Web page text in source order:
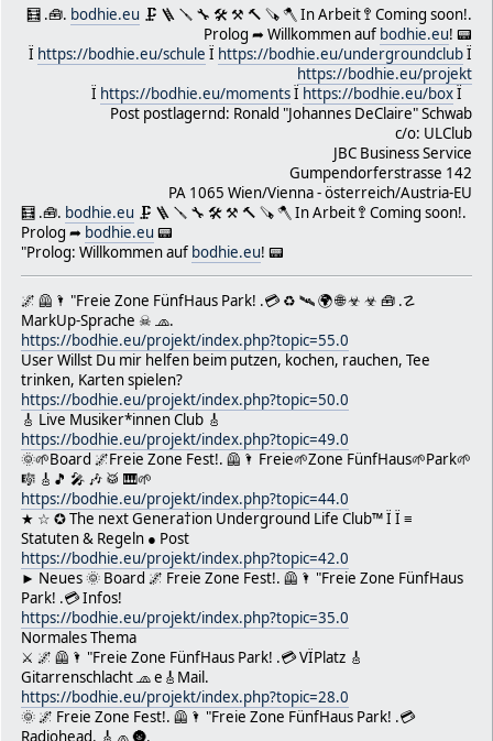
Bitte kommen Sie am Montag, dem 27.11.2023, zwischen
Uhr zu uns (Adresse siehe unten), Zimmer E49 im
nehmen Sie einen amtlichen Lichtbildausweis für, sowie
die Platzkarte in bar mit (Betrag bitte nach Möglichkeit
mitnehmen).
Bitte weisen Sie sich in der Zeit zwischen 8:00 Uhr und
11:00 Uhr aus und bezahlen Sie die Gebühr von 6,54
Ausgabe der Platzkarte erfolgt im Anschluss. Die Spiel-
Spiel-Orte und -Uhrzeiten sind dann auf der Platzkarte
Beachten Sie bitte, dass keinerlei Lautsprecher, oder
verwendet werden dürfen.
Mit freundlichen Grüßen
Dezernat V - Veranstaltungen
Sachbearbeiter für Straßenkunst
Magistratsabteilung 36
1200 Wien, Dresdner Straße 73-75/4. Stock/
Telefon +43 1 4000 36335
Fax +43 1 4000 99 3636
E-Mail
Web wien.gv.at | www.wien.at/
Parteienzeiten: nach Terminvereinbarung
Amtsstunden: Montag bis Freitag 9:00 bis 15:00 Uhr
Der Austausch von Nachrichten mit dem oben angeführten
E-Mail dient ausschließlich Informationszwecken.
Erklärungen dürfen über dieses Medium nur im Wege von
Postfächern (post@ma36.wien.gv.at oder
übermittelt werden.
-----Ursprüngliche Nachricht-----
Von: *EXTERN* Ronald Johannes deClaire Schwab
Gesendet: Sonntag, 29. Oktober 2023 14:16
An: Broskwa Alexander <alexander.broskwa@wien.gv.at>
Cc: Eva.Pieler@polizei.gv.at
🧮 .🧰. bodhie.eu 🗜 🪜 🪛 🔧 🛠 ⚒ 🔨 🪚 🪓 In Arbeit 🚏 Coming soon!.
Prolog ➦ Willkommen auf bodhie.eu! 📟
Ï https://bodhie.eu/schule Ï https://bodhie.eu/undergroundclubÏ
https://bodhie.eu/projekt
Ï https://bodhie.eu/momentsÏ https://bodhie.eu/boxÏ
Post postlagernd: Ronald "Johannes DeClaire" Schwab
c/o: ULClub
JBC Business Service
Gumpendorferstrasse 142
PA 1065 Wien/Vienna - österreich/Austria-EU
🧮 .🧰. bodhie.eu 🗜 🪜 🪛 🔧 🛠 ⚒ 🔨 🪚 🪓 In Arbeit 🚏 Coming soon!.
Prolog ➦ bodhie.eu📟
"Prolog: Willkommen auf bodhie.eu! 📟
🌌 🦺🌂 "Freie Zone FünfHaus Park! .💳 ♻ 🛰 🌍 🌐 ☣ ☣ 🧰 .☡
MarkUp-Sprache ☠ 🧢.
https://bodhie.eu/projekt/index.php?topic=55.0
User Willst Du mir helfen beim putzen, kochen, rauchen, Tee
trinken, Karten spielen?
https://bodhie.eu/projekt/index.php?topic=50.0
🎸 Live Musiker*innen Club 🎸
https://bodhie.eu/projekt/index.php?topic=49.0
🌞🌱Board 🌌Freie Zone Fest!. 🦺🌂 Freie🌱Zone FünfHaus🌱Park🌱
🎼 🎸🎵 🎤 🎶 🥁 🎹🌱
https://bodhie.eu/projekt/index.php?topic=44.0
★ ☆ ✪ The next Genera†ion Underground Life Club™ Ï Ï ≡
Statuten & Regeln ● Post
https://bodhie.eu/projekt/index.php?topic=42.0
► Neues 🌞 Board 🌌 Freie Zone Fest!. 🦺🌂 "Freie Zone FünfHaus
Park! .💳 Infos!
https://bodhie.eu/projekt/index.php?topic=35.0
Normales Thema
⚔ 🌌 🦺🌂 "Freie Zone FünfHaus Park! .💳 VÏPlatz 🎸
Gitarrenschlacht 🧢 e🎸Mail.
https://bodhie.eu/projekt/index.php?topic=28.0
🌞 🌌 Freie Zone Fest!. 🦺🌂 "Freie Zone FünfHaus Park! .💳
Radiohead. 🎸🧢 🌚.